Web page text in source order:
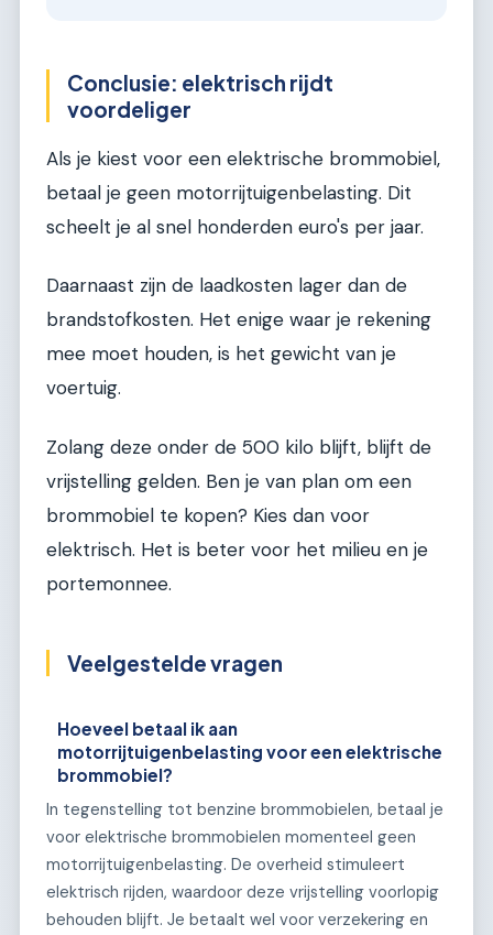
Conclusie: elektrisch rijdt
voordeliger
Als je kiest voor een elektrische brommobiel,
betaal je geen motorrijtuigenbelasting. Dit
scheelt je al snel honderden euro's per jaar.
Daarnaast zijn de laadkosten lager dan de
brandstofkosten. Het enige waar je rekening
mee moet houden, is het gewicht van je
voertuig.
Zolang deze onder de 500 kilo blijft, blijft de
vrijstelling gelden. Ben je van plan om een
brommobiel te kopen? Kies dan voor
elektrisch. Het is beter voor het milieu en je
portemonnee.
Veelgestelde vragen
Hoeveel betaal ik aan
motorrijtuigenbelasting voor een elektrische
brommobiel?
In tegenstelling tot benzine brommobielen, betaal je
voor elektrische brommobielen momenteel geen
motorrijtuigenbelasting. De overheid stimuleert
elektrisch rijden, waardoor deze vrijstelling voorlopig
behouden blijft. Je betaalt wel voor verzekering en